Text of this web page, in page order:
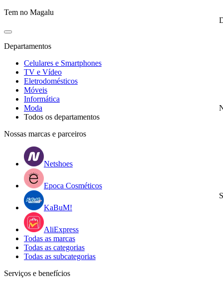
Tem no Magalu
Departamentos
Celulares e Smartphones
TV e Vídeo
Eletrodomésticos
Móveis
Informática
Moda
Todos os departamentos
Nossas marcas e parceiros
Netshoes
Epoca Cosméticos
KaBuM!
AliExpress
Todas as marcas
Todas as categorias
Todas as subcategorias
Serviços e benefícios